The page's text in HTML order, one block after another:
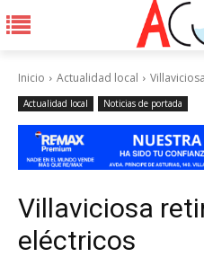
Inicio Actualidad local
Actualidad local Noticias de portada
Villaviciosa
eléctricos